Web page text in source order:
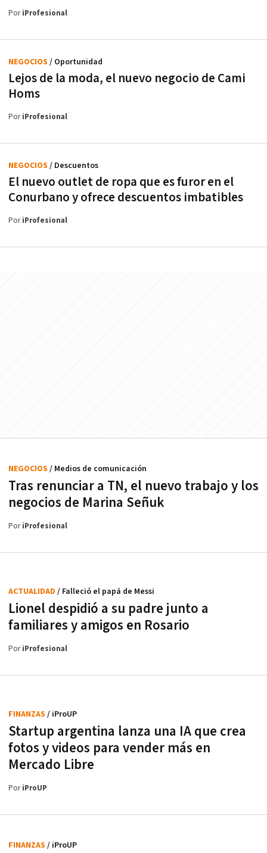
PoriProfesional
Lejos de la moda, el nuevo negocio de Cami
Homs
NEGOCIOS / Oportunidad
PoriProfesional
El nuevo outlet de ropa que es furor en el
Conurbano y ofrece descuentos imbatibles
NEGOCIOS / Descuentos
PoriProfesional
Tras renunciar a TN, el nuevo trabajo y los
negocios de Marina Señuk
NEGOCIOS / Medios de comunicación
PoriProfesional
Lionel despidió a su padre junto a
familiares y amigos en Rosario
ACTUALIDAD / Falleció el papá de Messi
PoriProfesional
Startup argentina lanza una IA que crea
fotos y videos para vender más en
Mercado Libre
FINANZAS / iProUP
PoriProUP
FINANZAS / iProUP